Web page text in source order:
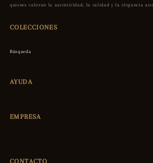
quienes valoran la autenticidad, la calidad y la elegancia
COLECCIONES
Búsqueda
AYUDA
EMPRESA
CONTACTO